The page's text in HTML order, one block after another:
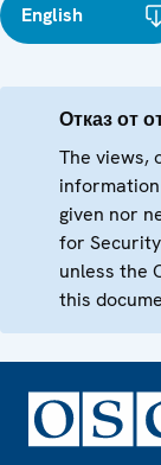
English
Отказ от
The views,
given nor
for
unless the
this